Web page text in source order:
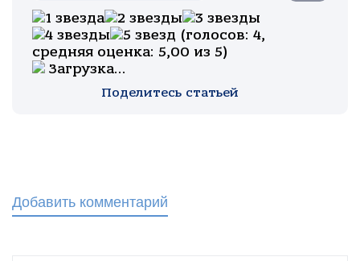
Поделитесь статьей
(голосов: 4,
средняя оценка: 5,00 из 5)
Загрузка...
Добавить комментарий